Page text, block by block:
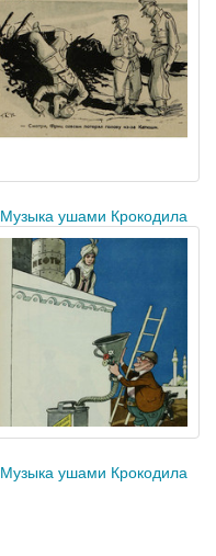
Музыка ушами Крокодила
Музыка ушами Крокодила